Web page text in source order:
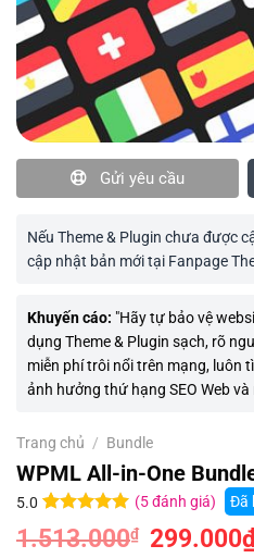
Gửi yêu cầu
Nếu Theme & Plugin chưa được
cập nhật bản mới tại Fanpage
Khuyến cáo: "Hãy tự bảo vệ
dụng Theme & Plugin sạch, rõ
miễn phí trôi nổi trên mạng, luôn
ảnh hưởng thứ hạng SEO Web
Trang chủ / Bundle
WPML All-in-One
5.0
5.0 trên 5
dựa trên
5
(5đánh giá) Đã
1.513.000₫
Giá
gốc
299.000